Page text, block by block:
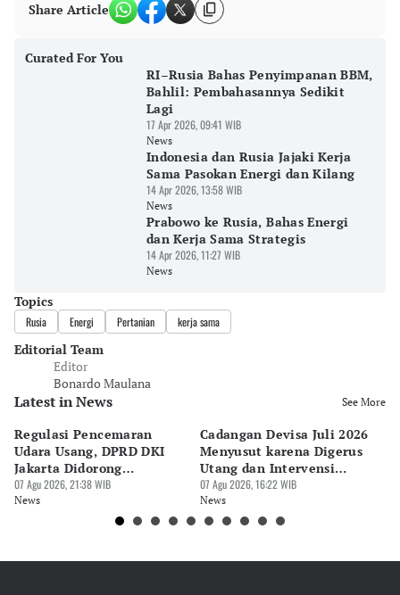
Share Article
Curated For You
RI–Rusia Bahas Penyimpanan BBM,
Bahlil: Pembahasannya Sedikit
Lagi
17 Apr 2026, 09:41 WIB
News
Indonesia dan Rusia Jajaki Kerja
Sama Pasokan Energi dan Kilang
14 Apr 2026, 13:58 WIB
News
Prabowo ke Rusia, Bahas Energi
dan Kerja Sama Strategis
14 Apr 2026, 11:27 WIB
News
Topics
Rusia Energi Pertanian kerja sama
Editorial Team
Editor
Bonardo Maulana
Latest in News See More
Regulasi Pencemaran
Udara Usang, DPRD DKI
Jakarta Didorong
Prioritaskan Revisi Perda
07 Agu 2026, 21:38 WIB
News
Cadangan Devisa Juli 2026
Menyusut karena Digerus
Utang dan Intervensi
Rupiah
07 Agu 2026, 16:22 WIB
News